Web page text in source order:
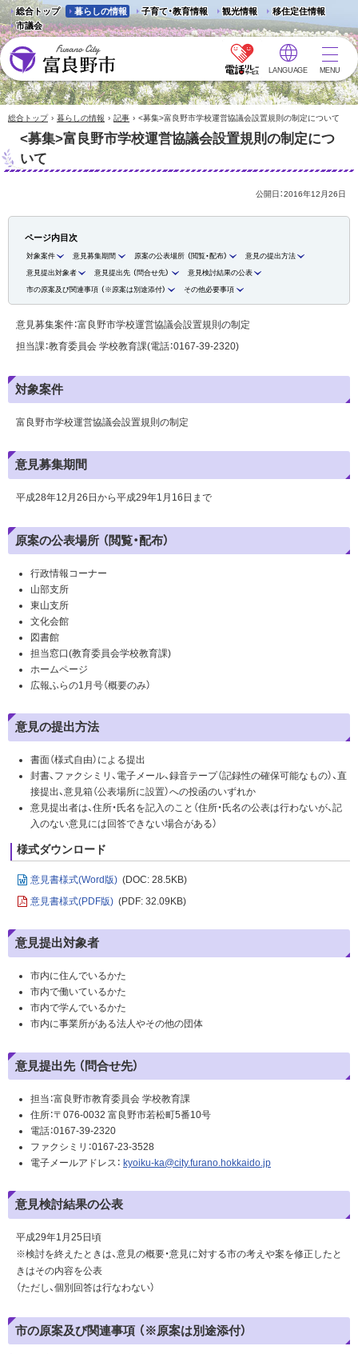
総合トップ 暮らしの情報 子育て・教育情報 観光情報
移住定住情報
市議会
富良野市 - Frano City
LANGUAGE MENU
総合トップ › 暮らしの情報 › 記事 › <募集>富良野市学校運営協議会設置規則の制定について
<募集>富良野市学校運営協議会設置規則の制定につ
いて
公開日：2016年12月26日
ページ内目次
対象案件 意見募集期間 原案の公表場所 （閲覧・配布） 意見の提出方法
意見提出対象者 意見提出先 （問合せ先） 意見検討結果の公表
市の原案及び関連事項 （※原案は別途添付） その他必要事項
意見募集案件：富良野市学校運営協議会設置規則の制定
担当課：教育委員会 学校教育課(電話：0167-39-2320)
対象案件
富良野市学校運営協議会設置規則の制定
意見募集期間
平成28年12月26日から平成29年1月16日まで
原案の公表場所 （閲覧・配布）
行政情報コーナー
山部支所
東山支所
文化会館
図書館
担当窓口(教育委員会学校教育課)
ホームページ
広報ふらの1月号（概要のみ）
意見の提出方法
書面（様式自由）による提出
封書、ファクシミリ、電子メール、録音テープ（記録性の確保可能なもの）、直
接提出、意見箱（公表場所に設置）への投函のいずれか
意見提出者は、住所・氏名を記入のこと（住所・氏名の公表は行わないが、記
入のない意見には回答できない場合がある）
様式ダウンロード
意見書様式(Word版) (DOC: 28.5KB)
意見書様式(PDF版) (PDF: 32.09KB)
意見提出対象者
市内に住んでいるかた
市内で働いているかた
市内で学んでいるかた
市内に事業所がある法人やその他の団体
意見提出先 （問合せ先）
担当：富良野市教育委員会 学校教育課
住所：〒076-0032 富良野市若松町5番10号
電話：0167-39-2320
ファクシミリ：0167-23-3528
電子メールアドレス： kyoiku-ka@city.furano.hokkaido.jp
意見検討結果の公表
平成29年1月25日頃
※検討を終えたときは、意見の概要・意見に対する市の考えや案を修正したと
きはその内容を公表
（ただし、個別回答は行なわない）
市の原案及び関連事項 （※原案は別途添付）